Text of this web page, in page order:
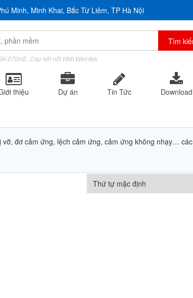
Minh, Minh Khai, Bắc Từ Liêm, TP Hà Nội
070HE, Cáp kết nối HMI Weintek
thiệu Dự án Tin Tức Download
đơ cảm ứng, lệch cảm ứng, cảm ứng không nhạy… các